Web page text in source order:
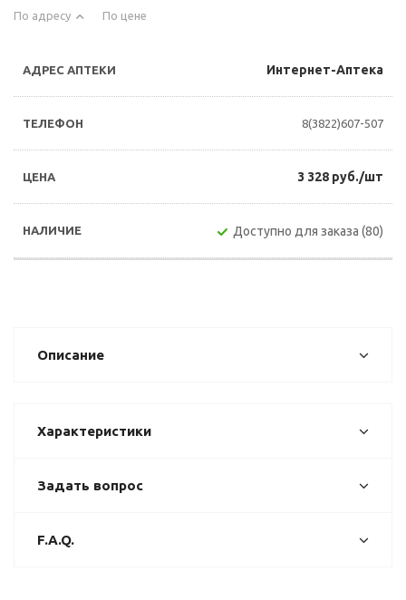
По адресу По цене
Интернет-Аптека
8(3822)607-507
3 328 руб./шт
Доступно для заказа (80)
Описание
Характеристики
Задать вопрос
F.A.Q.